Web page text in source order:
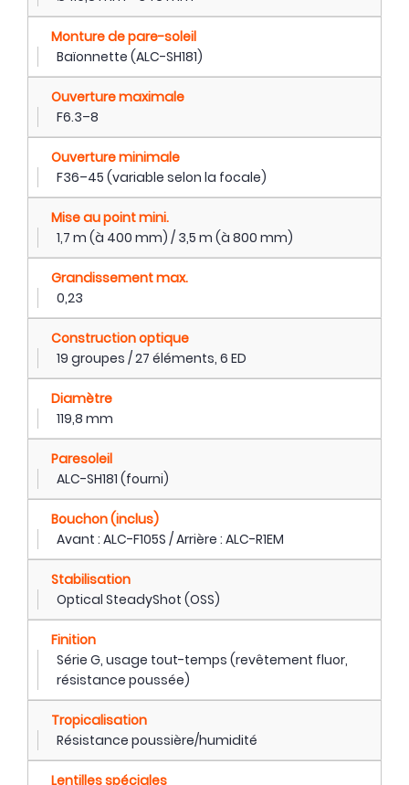
Monture de pare-soleil
Baïonnette (ALC-SH181)
Ouverture maximale
F6.3–8
Ouverture minimale
F36–45 (variable selon la focale)
Mise au point mini.
1,7 m (à 400 mm) / 3,5 m (à 800 mm)
Grandissement max.
0,23
Construction optique
19 groupes / 27 éléments, 6 ED
Diamètre
119,8 mm
Paresoleil
ALC-SH181 (fourni)
Bouchon (inclus)
Avant : ALC-F105S / Arrière : ALC-R1EM
Stabilisation
Optical SteadyShot (OSS)
Finition
Série G, usage tout-temps (revêtement fluor,
résistance poussée)
Tropicalisation
Résistance poussière/humidité
Lentilles spéciales